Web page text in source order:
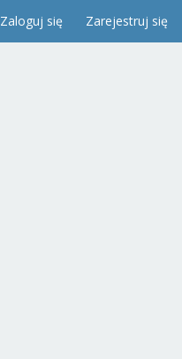
Zaloguj się Zarejestruj się